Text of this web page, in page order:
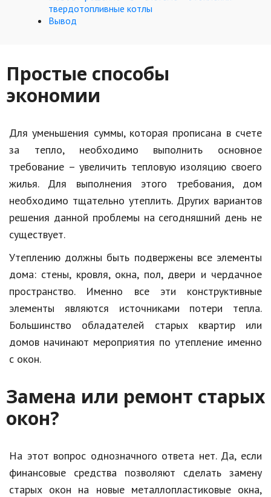
Творчество и рукоделие
Работа и бизнес
Животные
Праздники и подарки
Кинематограф
Домашние животные
Семья и дети
Путешествия
Строительство
Культура и общество
Мода и стиль
Бизнес
Хобби и развлечения
Юриспруденция
Природа
Образование
Наука и технологии
твердотопливные котлы
Вывод
Простые способы
экономии
Для уменьшения суммы, которая прописана в счете
за тепло, необходимо выполнить основное
требование – увеличить тепловую изоляцию своего
жилья. Для выполнения этого требования, дом
необходимо тщательно утеплить. Других вариантов
решения данной проблемы на сегодняшний день не
существует.
Утеплению должны быть подвержены все элементы
дома: стены, кровля, окна, пол, двери и чердачное
пространство. Именно все эти конструктивные
элементы являются источниками потери тепла.
Большинство обладателей старых квартир или
домов начинают мероприятия по утепление именно
с окон.
Замена или ремонт старых
окон?
На этот вопрос однозначного ответа нет. Да, если
финансовые средства позволяют сделать замену
старых окон на новые металлопластиковые окна,